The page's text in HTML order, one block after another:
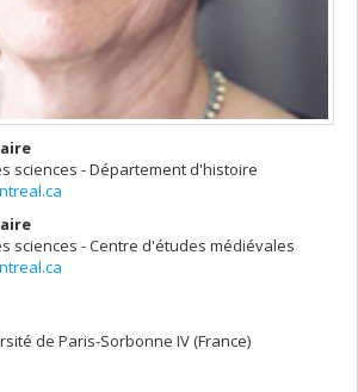
sciences - Département d'histoire
sciences - Centre d'études médiévales
de Paris-Sorbonne IV (France)